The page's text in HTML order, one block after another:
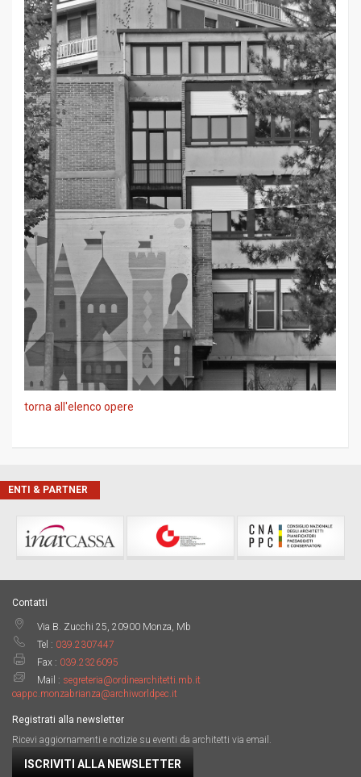
torna all'elenco opere
ENTI & PARTNER
Contatti
Via B. Zucchi 25, 20900 Monza, Mb
Tel : 039.2307447
Fax : 039.2326095
Mail : segreteria@ordinearchitetti.mb.it
oappc.monzabrianza@archiworldpec.it
Registrati alla newsletter
Ricevi aggiornamenti e notizie su eventi da architetti via email.
ISCRIVITI ALLA NEWSLETTER